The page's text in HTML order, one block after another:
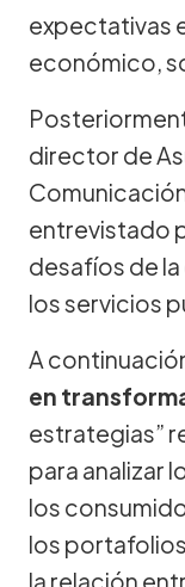
expectativas
económico,
director de
entrevistado
desafíos de
los servicios
A
en
estrategias”
para analizar
los
los
la relación